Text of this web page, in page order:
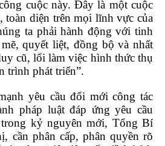
cuộc này. Đây là một cuộc
toàn diện trên mọi lĩnh vực của
ta phải hành động với tinh
quyết liệt, đồng bộ và nhất
cũ, lối làm việc hình thức thụ
trình phát triển”.
yêu cầu đổi mới công tác
pháp luật đáp ứng yêu cầu
kỷ nguyên mới, Tổng Bí
cần phân cấp, phân quyền rõ